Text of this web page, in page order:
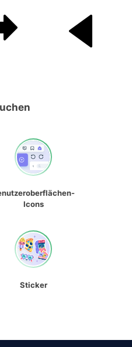
Icons
Sticker